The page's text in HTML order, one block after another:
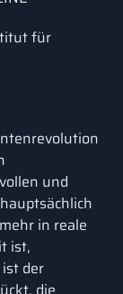
für
und
in reale
ist,
der